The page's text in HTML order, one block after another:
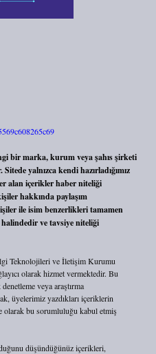
bir marka, kurum veya şahıs şirketi
yalnızca kendi hazırladığımız
alan içerikler haber niteliği
hakkında paylaşım
ile isim benzerlikleri tamamen
ve tavsiye niteliği
Teknolojileri ve İletişim Kurumu
olarak hizmet vermektedir. Bu
veya araştırma
üyelerimiz yazdıkları içeriklerin
olarak bu sorumluluğu kabul etmiş
düşündüğünüz içerikleri,